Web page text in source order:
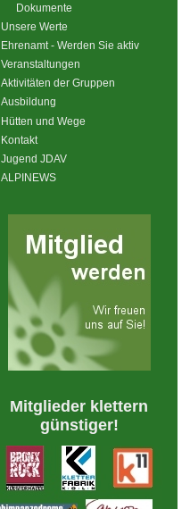
Dokumente
Unsere Werte
Ehrenamt - Werden Sie aktiv
Veranstaltungen
Aktivitäten der Gruppen
Ausbildung
Hütten und Wege
Kontakt
Jugend JDAV
ALPINEWS
Mitglieder klettern
günstiger!